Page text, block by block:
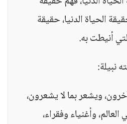
الحياة الدنيا، حقيقة
أنيطت به.
نبيلة:
ويشعر بما لا يشعرون،
وأغنياء وفقراء،